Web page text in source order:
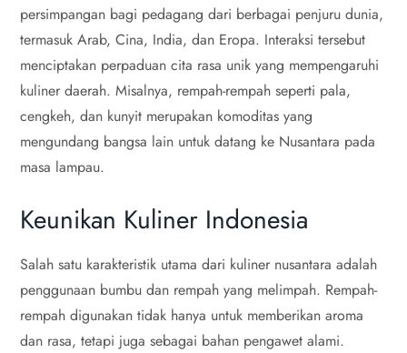
persimpangan bagi pedagang dari berbagai penjuru dunia,
termasuk Arab, Cina, India, dan Eropa. Interaksi tersebut
menciptakan perpaduan cita rasa unik yang mempengaruhi
kuliner daerah. Misalnya, rempah-rempah seperti pala,
cengkeh, dan kunyit merupakan komoditas yang
mengundang bangsa lain untuk datang ke Nusantara pada
masa lampau.
Keunikan Kuliner Indonesia
Salah satu karakteristik utama dari kuliner nusantara adalah
penggunaan bumbu dan rempah yang melimpah. Rempah-
rempah digunakan tidak hanya untuk memberikan aroma
dan rasa, tetapi juga sebagai bahan pengawet alami.